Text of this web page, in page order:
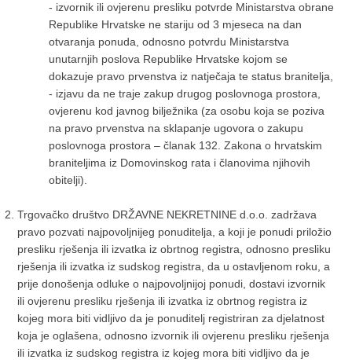
- izvornik ili ovjerenu presliku potvrde Ministarstva obrane
Republike Hrvatske ne stariju od 3 mjeseca na dan
otvaranja ponuda, odnosno potvrdu Ministarstva
unutarnjih poslova Republike Hrvatske kojom se
dokazuje pravo prvenstva iz natječaja te status branitelja,
- izjavu da ne traje zakup drugog poslovnoga prostora,
ovjerenu kod javnog bilježnika (za osobu koja se poziva
na pravo prvenstva na sklapanje ugovora o zakupu
poslovnoga prostora – članak 132. Zakona o hrvatskim
braniteljima iz Domovinskog rata i članovima njihovih
obitelji).
Trgovačko društvo DRŽAVNE NEKRETNINE d.o.o. zadržava
pravo pozvati najpovoljnijeg ponuditelja, a koji je ponudi priložio
presliku rješenja ili izvatka iz obrtnog registra, odnosno presliku
rješenja ili izvatka iz sudskog registra, da u ostavljenom roku, a
prije donošenja odluke o najpovoljnijoj ponudi, dostavi izvornik
ili ovjerenu presliku rješenja ili izvatka iz obrtnog registra iz
kojeg mora biti vidljivo da je ponuditelj registriran za djelatnost
koja je oglašena, odnosno izvornik ili ovjerenu presliku rješenja
ili izvatka iz sudskog registra iz kojeg mora biti vidljivo da je